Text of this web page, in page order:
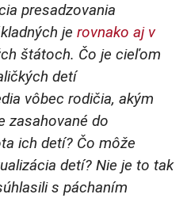
presadzovania
je rovnako aj v
štátoch. Čo je cieľom
detí
vôbec rodičia, akým
zasahované do
ich detí? Čo môže
detí? Nie je to tak
s páchaním